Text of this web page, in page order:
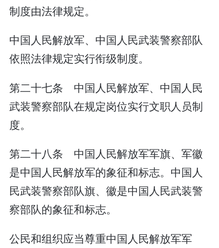
制度由法律规定。
中国人民解放军、中国人民武装警察部队
依照法律规定实行衔级制度。
第二十七条 中国人民解放军、中国人民
武装警察部队在规定岗位实行文职人员制
度。
第二十八条 中国人民解放军军旗、军徽
是中国人民解放军的象征和标志。中国人
民武装警察部队旗、徽是中国人民武装警
察部队的象征和标志。
公民和组织应当尊重中国人民解放军军